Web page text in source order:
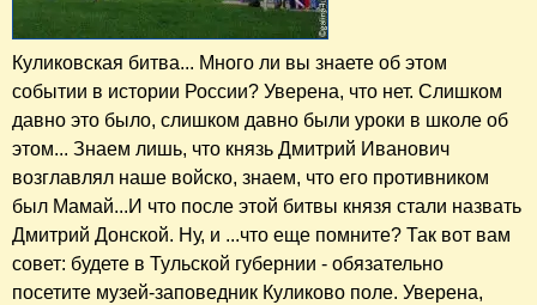
Куликовская битва... Много ли вы знаете об этом
событии в истории России? Уверена, что нет. Слишком
давно это было, слишком давно были уроки в школе об
этом... Знаем лишь, что князь Дмитрий Иванович
возглавлял наше войско, знаем, что его противником
был Мамай...И что после этой битвы князя стали назвать
Дмитрий Донской. Ну, и ...что еще помните? Так вот вам
совет: будете в Тульской губернии - обязательно
посетите музей-заповедник Куликово поле. Уверена,